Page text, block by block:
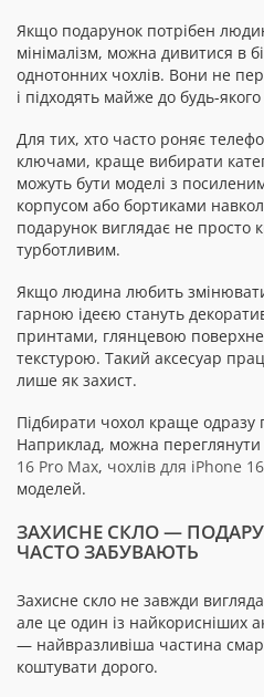
Якщо подарунок потрібен
мінімалізм, можна дивитися в
однотонних чохлів. Вони не
і підходять майже до будь-
Для тих, хто часто роняє
ключами, краще вибирати
можуть бути моделі з
корпусом або бортиками
подарунок виглядає не просто
турботливим.
Якщо людина любить змінювати
гарною ідеєю стануть
принтами, глянцевою
текстурою. Такий аксесуар
лише як захист.
Підбирати чохол краще одразу
Наприклад, можна переглянути
16 Pro Max, чохлів для iPhone
моделей.
ЗАХИСНЕ СКЛО —
ЧАСТО ЗАБУВАЮТЬ
Захисне скло не завжди
але це один із найкорисніших
— найвразливіша частина
коштувати дорого.